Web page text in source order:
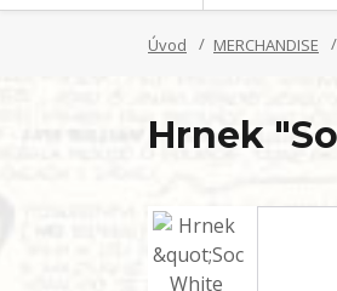
Úvod MERCHANDISE
Hrnek